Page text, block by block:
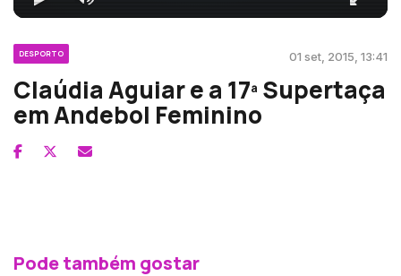
DESPORTO 01 set, 2015, 13:41
Claúdia Aguiar e a 17ª Supertaça
em Andebol Feminino
Pode também gostar